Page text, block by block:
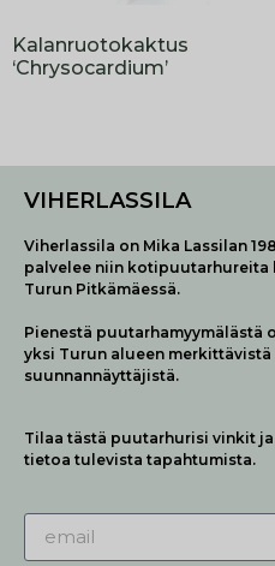
Kalanruotokaktus
‘Chrysocardium’
VIHERLASSILA
Viherlassila on Mika Lassilan
palvelee niin kotipuutarhureita
Turun Pitkämäessä.
Pienestä puutarhamyymälästä
yksi Turun alueen merkittävistä
suunnannäyttäjistä.
Tilaa tästä puutarhurisi vinkit
tietoa tulevista tapahtumista.